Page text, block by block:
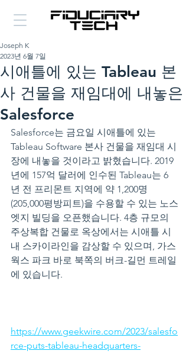
시애틀에 있는 Tableau 본
사 건물을 재임대에 내놓은
Salesforce
Joseph K
2023년 6월 7일
Salesforce는 금요일 시애틀에 있는
Tableau Software 본사 건물을 재임대 시
장에 내놓을 것이라고 밝혔습니다. 2019
년에 157억 달러에 인수된 Tableau는 6
년 전 프리몬트 지역에 약 1,200명
(205,000평방피트)을 수용할 수 있는 노스
엣지 빌딩을 오픈했습니다. 4층 규모의
주상복합 건물로 옥상에서는 시애틀 시
내 스카이라인을 감상할 수 있으며, 가스
웍스 파크 바로 북쪽의 버크-길먼 트레일
에 있습니다.
https://www.geekwire.com/2023/salesfo
rce-puts-tableau-headquarters-